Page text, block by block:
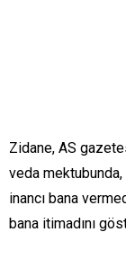
Zidane, AS
veda
inancı bana
bana itimadını